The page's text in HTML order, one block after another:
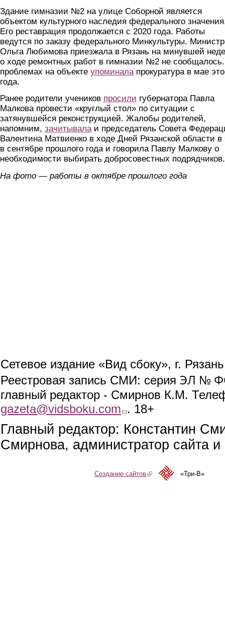
Здание гимназии №2 на улице Соборной является
объектом культурного наследия федерального
Его реставрация продолжается с 2020 года. Работы
ведутся по заказу федерального Минкультуры. Министр
Ольга Любимова приезжала в Рязань на минувшей
о ходе ремонтных работ в гимназии №2 не
проблемах на объекте упоминалапрокуратура в мае
года.
Ранее родители учеников просили губернатора Павла
Малкова провести «круглый стол» по ситуации с
затянувшейся реконструкцией. Жалобы родителей,
напомним, зачитывалаи председатель Совета
Валентина Матвиенко в ходе Дней Рязанской области
в сентябре прошлого года и говорила Павлу Малкову о
необходимости выбирать добросовестных подрядчиков.
На фото — работы в октябре прошлого года
Сетевое издание «Вид сбоку», г.
Реестровая запись СМИ: серия ЭЛ №
главный редактор - Смирнов К.М.
gazeta@vidsboku.com (link sends e-mail)
. 18+
Главный редактор: Константин
Смирнова, администратор сайта
Создание сайтов(link is external)«Три-В»